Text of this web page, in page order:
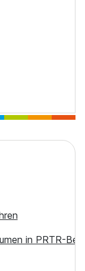
in PRTR-